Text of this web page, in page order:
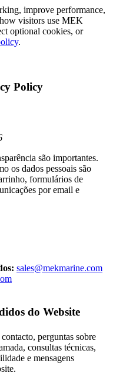
improve performance,
visitors use MEK
optional cookies, or
.
Policy
são importantes.
os dados pessoais são
formulários de
por email e
sales@mekmarine.com
do Website
perguntas sobre
consultas técnicas,
e mensagens